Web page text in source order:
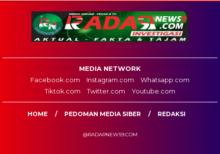
MEDIA NETWORK
Facebook.com
Instagram.com
Whatsapp.com
Tiktok.com
Twitter.com Youtube.com
HOME PEDOMAN MEDIA SIBER REDAKSI
@RADARNEWS9.COM